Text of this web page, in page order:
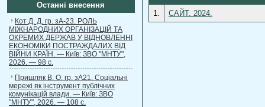
Останні внесення
Кот Д. Д. гр. зА-23. РОЛЬ
МІЖНАРОДНИХ ОРГАНІЗАЦІЙ ТА
ОКРЕМИХ ДЕРЖАВ У ВІДНОВЛЕННІ
ЕКОНОМІКИ ПОСТРАЖДАЛИХ ВІД
ВІЙНИ КРАЇН. — Київ: ЗВО "МНТУ",
2026. — 98 с.
Пришляк В. О. гр. зА21. Соціальні
мережі як інструмент публічних
комунікацій влади. — Київ: ЗВО
"МНТУ", 2026. — 108 с.
1. САЙТ. 2024.